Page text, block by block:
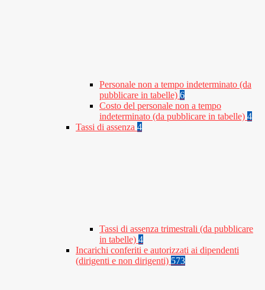
Personale non a tempo indeterminato (da
pubblicare in tabelle) 6
Costo del personale non a tempo
indeterminato (da pubblicare in tabelle) 4
Tassi di assenza 4
Tassi di assenza trimestrali (da pubblicare
in tabelle) 4
Incarichi conferiti e autorizzati ai dipendenti
(dirigenti e non dirigenti) 573